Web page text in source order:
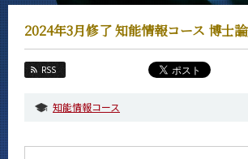
2024年3月修了 知能情報コース 博士
RSS
知能情報コース
About Us
Education